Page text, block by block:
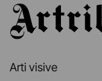
Artribune
Arti visive